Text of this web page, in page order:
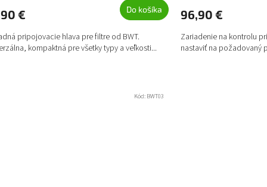
€ Do košíka
pripojovacie hlava pre filtre od BWT.
kompaktná pre všetky typy a veľkosti...
96,90 €
Zariadenie na kontrolu
nastaviť na požadovaný
Kód: BWT03